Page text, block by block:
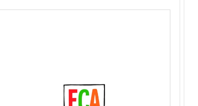
podem se tornar agentes de mudança em suas
para que os jovens exerçam seus direitos e
ferramenta valiosa para fomentar essa